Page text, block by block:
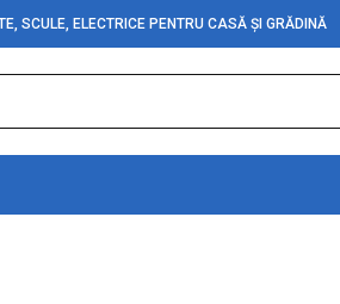
SCULE, ELECTRICE PENTRU CASĂ ȘI GRĂDINĂ